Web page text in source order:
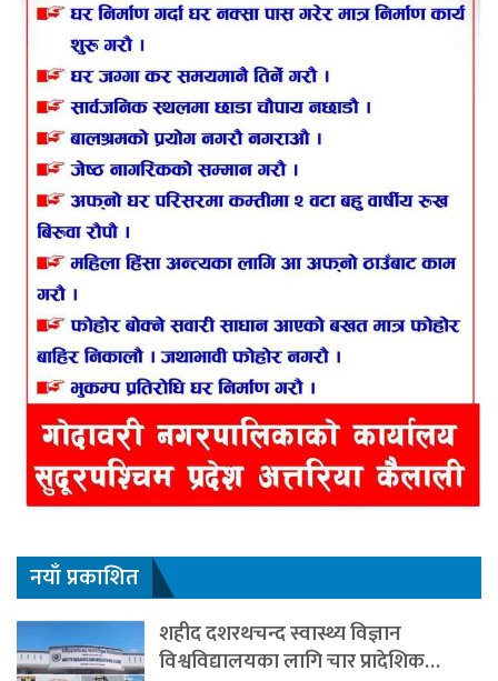
नयाँ प्रकाशित
शहीद दशरथचन्द स्वास्थ्य विज्ञान
विश्वविद्यालयका लागि चार प्रादेशिक…